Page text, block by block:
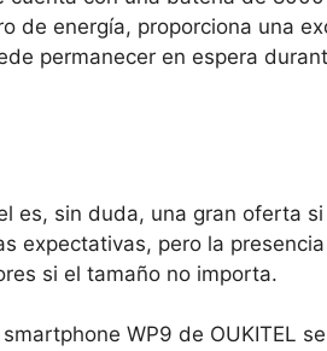
de energía, proporciona una
permanecer en espera
es, sin duda, una gran oferta
expectativas, pero la
si el tamaño no importa.
WP9 de OUKITEL